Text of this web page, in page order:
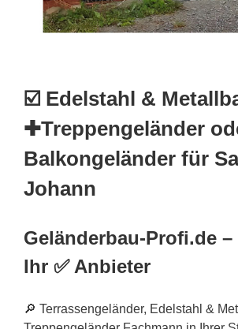
☑️ Edelstahl &
✚Treppengeländer
Balkongeländer für
Johann
Geländerbau-Profi.de
Ihr ✅ Anbieter
🔎 Terrassengeländer, Edelstahl &